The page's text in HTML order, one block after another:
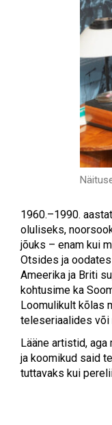
1960.–1990.
oluliseks,
jõuks – enam kui
Otsides ja
Ameerika ja Briti
kohtusime ka
Loomulikult kõlas
teleseriaalides või
Lääne artistid,
ja koomikud said
tuttavaks kui